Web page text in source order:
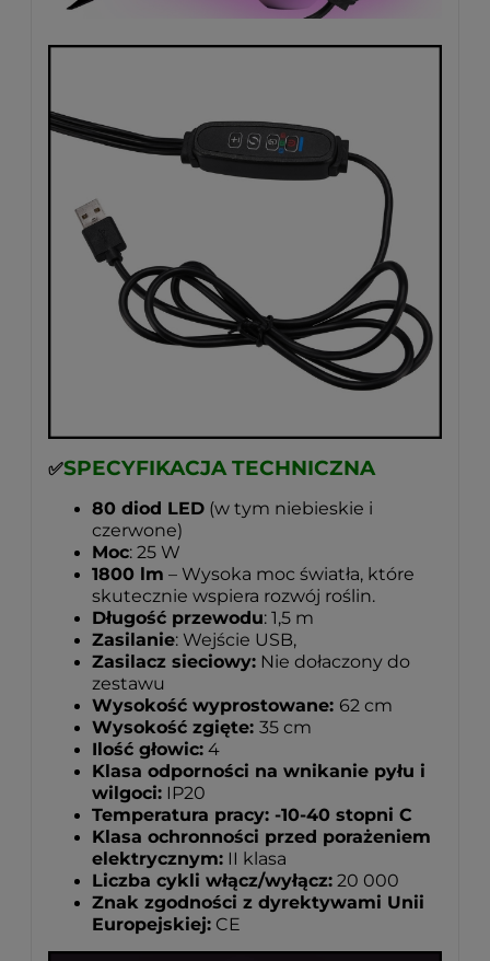
✅SPECYFIKACJA TECHNICZNA
80 diod LED (w tym niebieskie i
czerwone)
Moc: 25 W
1800 lm – Wysoka moc światła, które
skutecznie wspiera rozwój roślin.
Długość przewodu: 1,5 m
Zasilanie: Wejście USB,
Zasilacz sieciowy: Nie dołaczony do
zestawu
Wysokość wyprostowane: 62 cm
Wysokość zgięte: 35 cm
Ilość głowic: 4
Klasa odporności na wnikanie pyłu i
wilgoci: IP20
Temperatura pracy: -10-40 stopni C
Klasa ochronności przed porażeniem
elektrycznym: II klasa
Liczba cykli włącz/wyłącz: 20 000
Znak zgodności z dyrektywami Unii
Europejskiej: CE